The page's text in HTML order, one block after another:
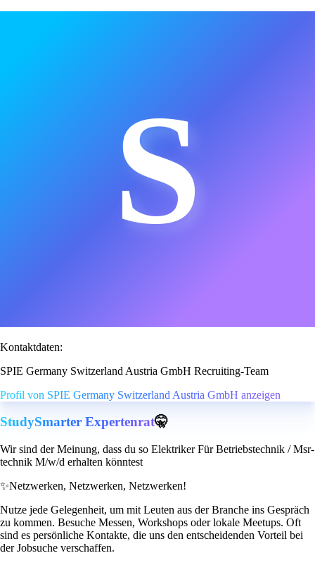
S
Kontaktdaten:
SPIE Germany Switzerland Austria GmbH Recruiting-Team
Profil von SPIE Germany Switzerland Austria GmbH anzeigen
StudySmarter Expertenrat🤫
Wir sind der Meinung, dass du so Elektriker Für Betriebstechnik / Msr-
technik M/w/d erhalten könntest
✨Netzwerken, Netzwerken, Netzwerken!
Nutze jede Gelegenheit, um mit Leuten aus der Branche ins Gespräch
zu kommen. Besuche Messen, Workshops oder lokale Meetups. Oft
sind es persönliche Kontakte, die uns den entscheidenden Vorteil bei
der Jobsuche verschaffen.